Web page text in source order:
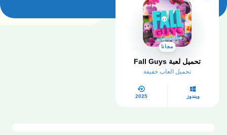
مجانا
تحميل لعبة Fall Guys
تحميل العاب خفيفة
ويندوز 2025